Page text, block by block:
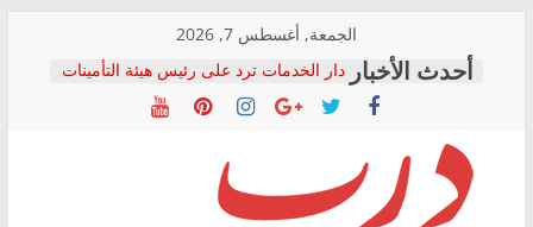
content
الجمعة, أغسطس 7, 2026
دار الخدمات ترد على رئيس هيئة التأمينات
بعد مؤتمره الصحفي: إنكار الأزمة لا ينهي
معاناة أصحاب المعاشات.. ونطالب بكشف
فرحات سليمان يكتب: القطاع الصحي إلى
أين؟
حزب التحالف الشعبي يطلق لجنة “الحق